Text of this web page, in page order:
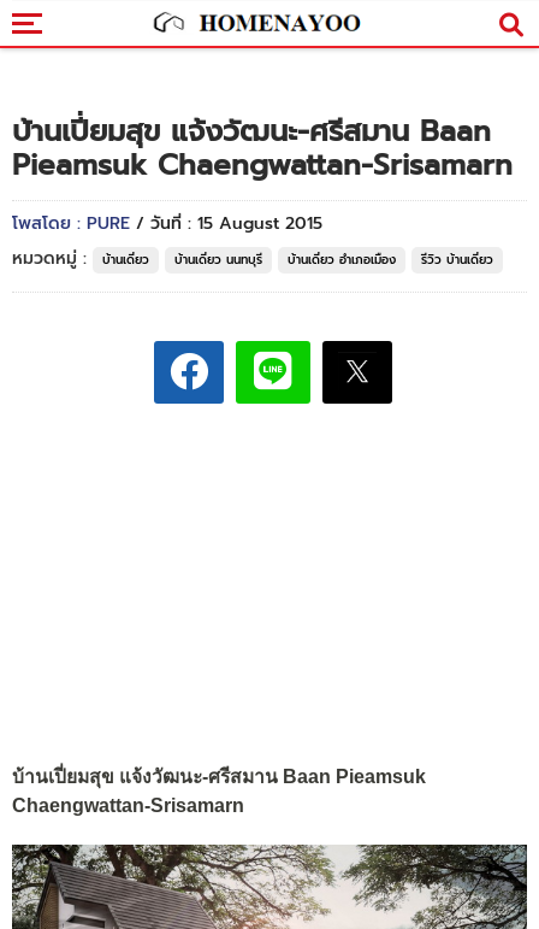
บ้านเปี่ยมสุข แจ้งวัฒนะ-ศรีสมาน Baan
Pieamsuk Chaengwattan-Srisamarn
โพสโดย : PURE / วันที่ : 15 August 2015
หมวดหมู่ :
บ้านเดี่ยว บ้านเดี่ยว นนทบุรี บ้านเดี่ยว อำเภอเมือง รีวิว บ้านเดี่ยว
บ้านเปี่ยมสุข แจ้งวัฒนะ-ศรีสมาน Baan Pieamsuk
Chaengwattan-Srisamarn